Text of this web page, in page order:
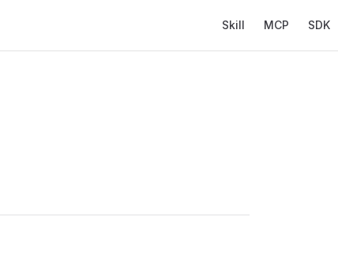
Skill MCP SDK